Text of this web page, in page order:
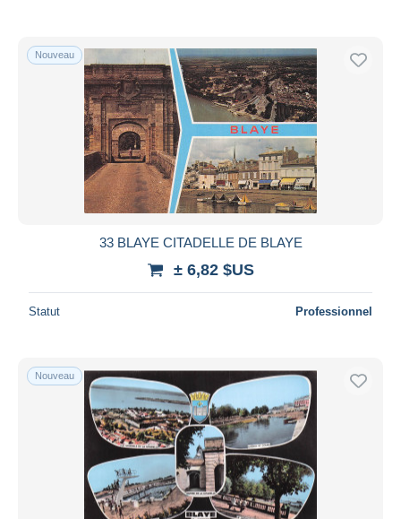
Nouveau
33 BLAYE CITADELLE DE BLAYE
± 6,82 $US
Statut Professionnel
Nouveau